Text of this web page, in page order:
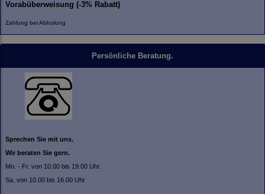
Vorabüberweisung (-3% Rabatt)
Zahlung bei Abholung
Persönliche Beratung.
Sprechen Sie mit uns.
Wir beraten Sie gern.
Mo. - Fr. von 10.00 bis 19.00 Uhr.
Sa. von 10.00 bis 16.00 Uhr